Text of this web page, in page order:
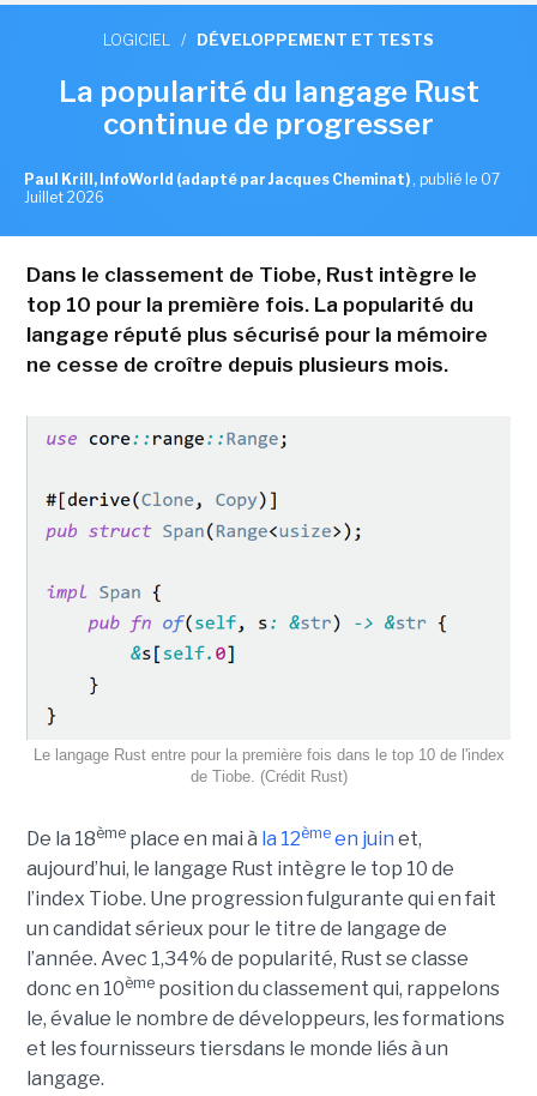
LOGICIEL / DÉVELOPPEMENT ET TESTS
La popularité du langage Rust
continue de progresser
Paul Krill, InfoWorld (adapté par Jacques Cheminat) , publié le 07
Juillet 2026
Dans le classement de Tiobe, Rust intègre le
top 10 pour la première fois. La popularité du
langage réputé plus sécurisé pour la mémoire
ne cesse de croître depuis plusieurs mois.
Le langage Rust entre pour la première fois dans le top 10 de l'index
de Tiobe. (Crédit Rust)
De la 18èmeplace en mai à la 12èmeen juin et,
aujourd’hui, le langage Rust intègre le top 10 de
l’index Tiobe. Une progression fulgurante qui en fait
un candidat sérieux pour le titre de langage de
l’année. Avec 1,34% de popularité, Rust se classe
donc en 10èmeposition du classement qui, rappelons
le, évalue le nombre de développeurs, les formations
et les fournisseurs tiersdans le monde liés à un
langage.